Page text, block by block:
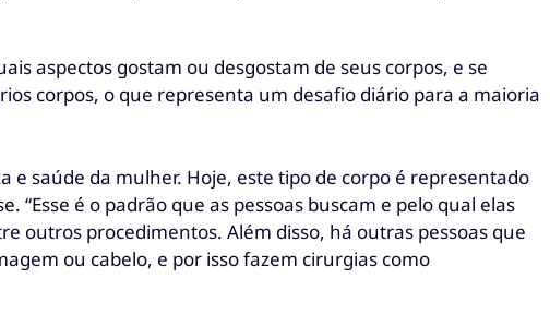
aspectos gostam ou desgostam de seus corpos, e se
corpos, o que representa um desafio diário para a maioria
e saúde da mulher. Hoje, este tipo de corpo é representado
é o padrão que as pessoas buscam e pelo qual elas
outros procedimentos. Além disso, há outras pessoas que
ou cabelo, e por isso fazem cirurgias como